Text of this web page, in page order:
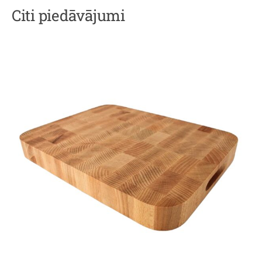
Citi piedāvājumi